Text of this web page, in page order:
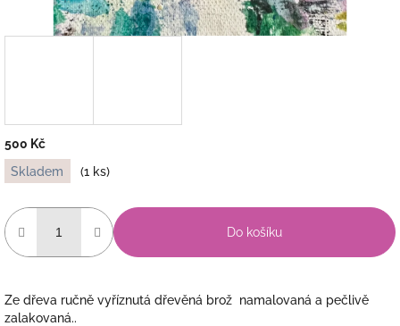
500 Kč
Měrná
cena:
Skladem (1 ks)
Do košíku
Ze dřeva ručně vyříznutá dřevěná brož namalovaná a pečlivě
zalakovaná..